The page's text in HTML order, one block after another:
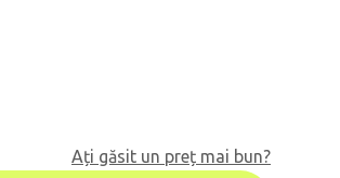
Ați găsit un preț mai bun?